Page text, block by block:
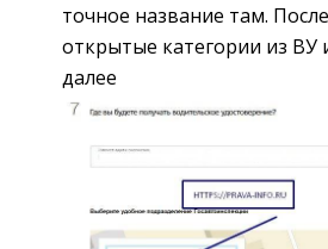
точное название там.
открытые категории из ВУ
далее